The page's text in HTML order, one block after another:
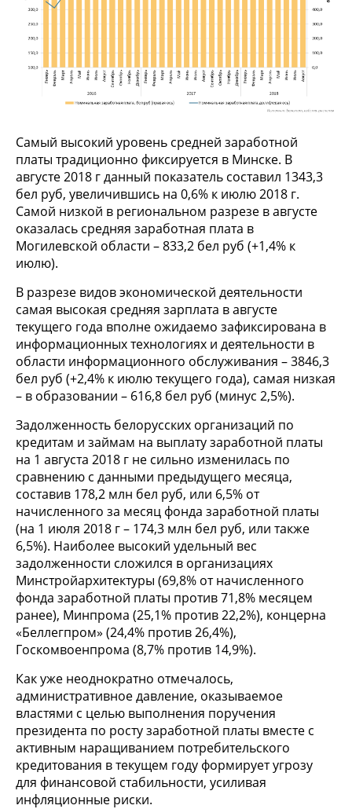
Самый высокий уровень средней заработной
платы традиционно фиксируется в Минске. В
августе 2018 г данный показатель составил 1343,3
бел руб, увеличившись на 0,6% к июлю 2018 г.
Самой низкой в региональном разрезе в августе
оказалась средняя заработная плата в
Могилевской области – 833,2 бел руб (+1,4% к
июлю).
В разрезе видов экономической деятельности
самая высокая средняя зарплата в августе
текущего года вполне ожидаемо зафиксирована в
информационных технологиях и деятельности в
области информационного обслуживания – 3846,3
бел руб (+2,4% к июлю текущего года), самая низкая
– в образовании – 616,8 бел руб (минус 2,5%).
Задолженность белорусских организаций по
кредитам и займам на выплату заработной платы
на 1 августа 2018 г не сильно изменилась по
сравнению с данными предыдущего месяца,
составив 178,2 млн бел руб, или 6,5% от
начисленного за месяц фонда заработной платы
(на 1 июля 2018 г – 174,3 млн бел руб, или также
6,5%). Наиболее высокий удельный вес
задолженности сложился в организациях
Минстройархитектуры (69,8% от начисленного
фонда заработной платы против 71,8% месяцем
ранее), Минпрома (25,1% против 22,2%), концерна
«Беллегпром» (24,4% против 26,4%),
Госкомвоенпрома (8,7% против 14,9%).
Как уже неоднократно отмечалось,
административное давление, оказываемое
властями с целью выполнения поручения
президента по росту заработной платы вместе с
активным наращиванием потребительского
кредитования в текущем году формирует угрозу
для финансовой стабильности, усиливая
инфляционные риски.